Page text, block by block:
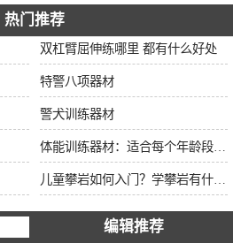
热门推荐
双杠臂屈伸练哪里 都有什么好处
特警八项器材
警犬训练器材
编辑推荐